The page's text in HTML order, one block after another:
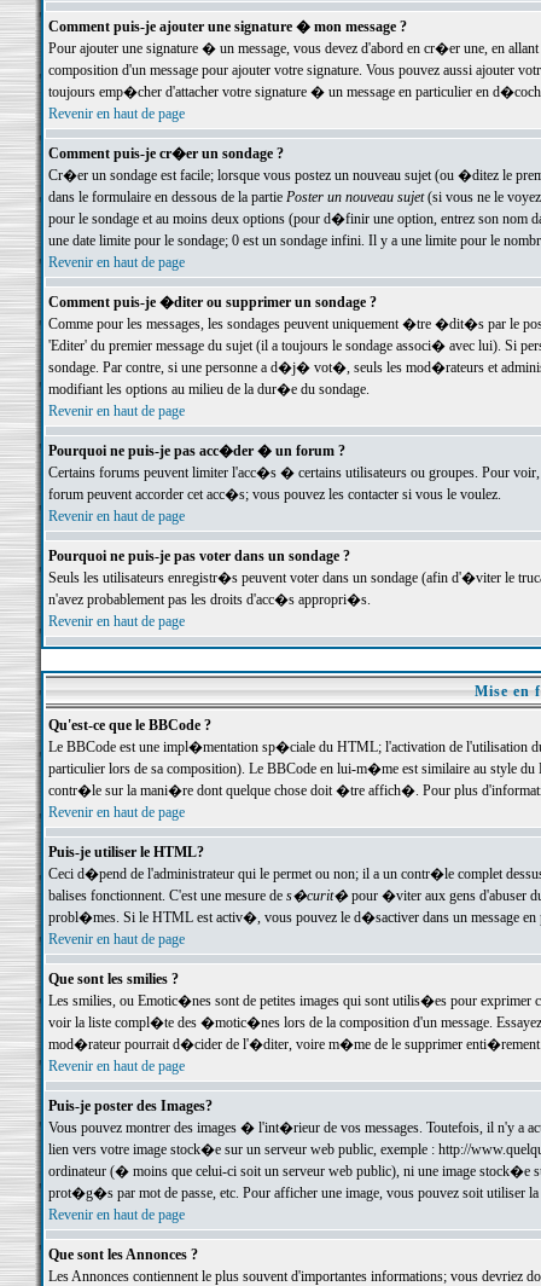
Comment puis-je ajouter une signature � mon message ?
Pour ajouter une signature � un message, vous devez d'abord en cr�er une, en
composition d'un message pour ajouter votre signature. Vous pouvez aussi ajouter
toujours emp�cher d'attacher votre signature � un message en particulier en
Revenir en haut de page
Comment puis-je cr�er un sondage ?
Cr�er un sondage est facile; lorsque vous postez un nouveau sujet (ou �ditez le
dans le formulaire en dessous de la partie Poster un nouveau sujet(si vous ne le voyez
pour le sondage et au moins deux options (pour d�finir une option, entrez son nom
une date limite pour le sondage; 0 est un sondage infini. Il y a une limite pour le
Revenir en haut de page
Comment puis-je �diter ou supprimer un sondage ?
Comme pour les messages, les sondages peuvent uniquement �tre �dit�s par le
'Editer' du premier message du sujet (il a toujours le sondage associ� avec lui). Si
sondage. Par contre, si une personne a d�j� vot�, seuls les mod�rateurs et
modifiant les options au milieu de la dur�e du sondage.
Revenir en haut de page
Pourquoi ne puis-je pas acc�der � un forum ?
Certains forums peuvent limiter l'acc�s � certains utilisateurs ou groupes. Pour
forum peuvent accorder cet acc�s; vous pouvez les contacter si vous le voulez.
Revenir en haut de page
Pourquoi ne puis-je pas voter dans un sondage ?
Seuls les utilisateurs enregistr�s peuvent voter dans un sondage (afin d'�viter le
n'avez probablement pas les droits d'acc�s appropri�s.
Revenir en haut de page
Mise en
Qu'est-ce que le BBCode ?
Le BBCode est une impl�mentation sp�ciale du HTML; l'activation de l'utilisation
particulier lors de sa composition). Le BBCode en lui-m�me est similaire au style
contr�le sur la mani�re dont quelque chose doit �tre affich�. Pour plus
Revenir en haut de page
Puis-je utiliser le HTML?
Ceci d�pend de l'administrateur qui le permet ou non; il a un contr�le complet
balises fonctionnent. C'est une mesure de s�curit�pour �viter aux gens d'abuser
probl�mes. Si le HTML est activ�, vous pouvez le d�sactiver dans un message en
Revenir en haut de page
Que sont les smilies ?
Les smilies, ou Emotic�nes sont de petites images qui sont utilis�es pour exprimer
voir la liste compl�te des �motic�nes lors de la composition d'un message.
mod�rateur pourrait d�cider de l'�diter, voire m�me de le supprimer
Revenir en haut de page
Puis-je poster des Images?
Vous pouvez montrer des images � l'int�rieur de vos messages. Toutefois, il n'y a
lien vers votre image stock�e sur un serveur web public, exemple : http://
ordinateur (� moins que celui-ci soit un serveur web public), ni une image stock�e
prot�g�s par mot de passe, etc. Pour afficher une image, vous pouvez soit
Revenir en haut de page
Que sont les Annonces ?
Les Annonces contiennent le plus souvent d'importantes informations; vous devriez